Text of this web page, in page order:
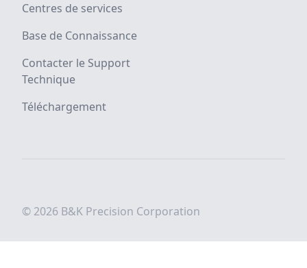
Centres de services
Base de Connaissance
Contacter le Support
Technique
Téléchargement
© 2026 B&K Precision Corporation